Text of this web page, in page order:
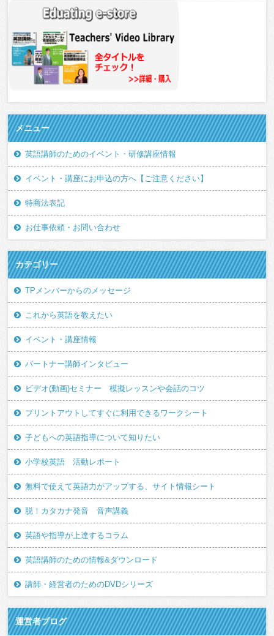
メニュー
英語講師のためのイベント・研修講座情報
イベント・講座にお申込の方へ【ご注意ください】
特商法表記
お仕事依頼・お問い合わせ
カテゴリー
TPメンバーからのメッセージ
これから英語を教えたい
イベント・講座情報
パートナー講師インタビュー
ビデオ(動画)セミナー 模擬レッスンや会話のコツ
プリントアウトしてすぐに利用できるワークシート
子どもへの英語指導について知りたい
小学校英語 活動レポート
無料で使えて英語力がアップする、サイト情報シート
脱！カタカナ発音 音声講義
英語や指導が上達するコラム
英語講師のための情報&ダウンロード
講師・経営者のためのDVDシリーズ
運営者ブログ